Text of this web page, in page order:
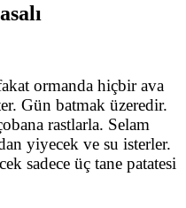
ormanda hiçbir ava
Gün batmak üzeredir.
rastlarla. Selam
yiyecek ve su isterler.
sadece üç tane patatesi